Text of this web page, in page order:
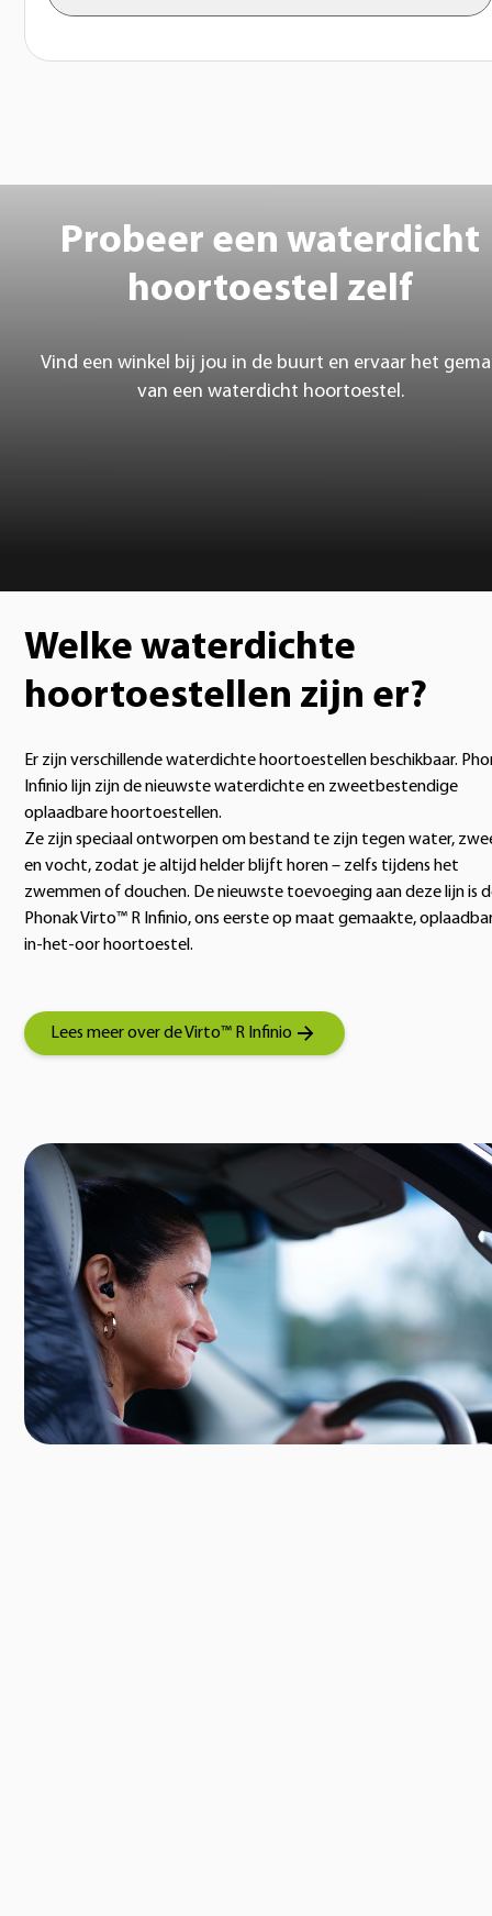
Probeer een waterdicht
hoortoestel zelf
Vind een winkel bij jou in de buurt en ervaar het
van een waterdicht hoortoestel.
Welke waterdichte
hoortoestellen zijn er?
Er zijn verschillende waterdichte hoortoestellen beschikbaar.
Infinio lijn zijn de nieuwste waterdichte en zweetbestendige
oplaadbare hoortoestellen.
Ze zijn speciaal ontworpen om bestand te zijn tegen water,
en vocht, zodat je altijd helder blijft horen – zelfs tijdens het
zwemmen of douchen. De nieuwste toevoeging aan deze lijn is
Phonak Virto™ R Infinio, ons eerste op maat gemaakte,
in-het-oor hoortoestel.
Lees meer over de Virto™ R Infinio